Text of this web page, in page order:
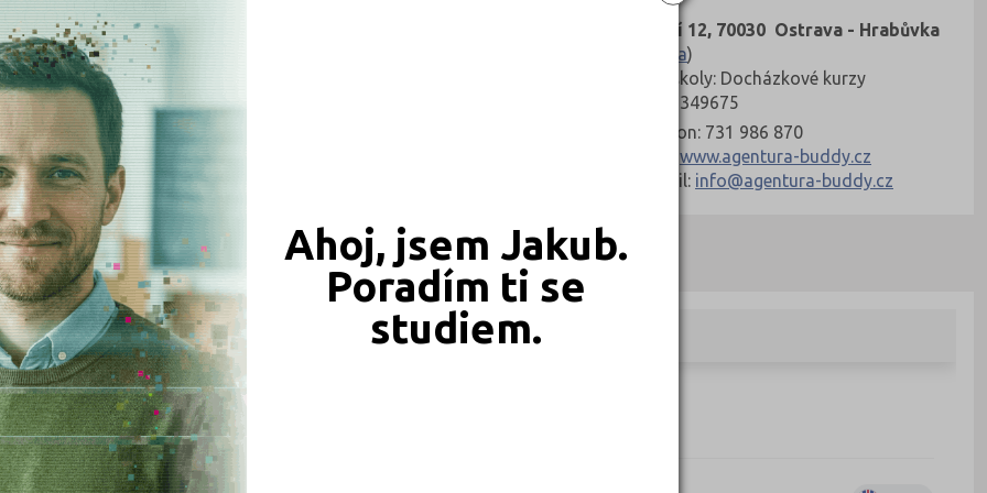
Ahoj, jsem Jakub.
Poradím ti se
studiem.
Horní 12, 70030 Ostrava - Hrabůvka
Mapa)
Typ školy: Docházkové kurzy
IČ: 03349675
Telefon: 731 986 870
www.agentura-buddy.cz
E-mail: info@agentura-buddy.cz